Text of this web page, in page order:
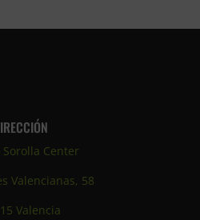
Sorolla Center
Valencianas, 58
Valencia